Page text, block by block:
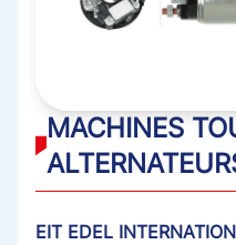
MACHINES
EIT EDEL